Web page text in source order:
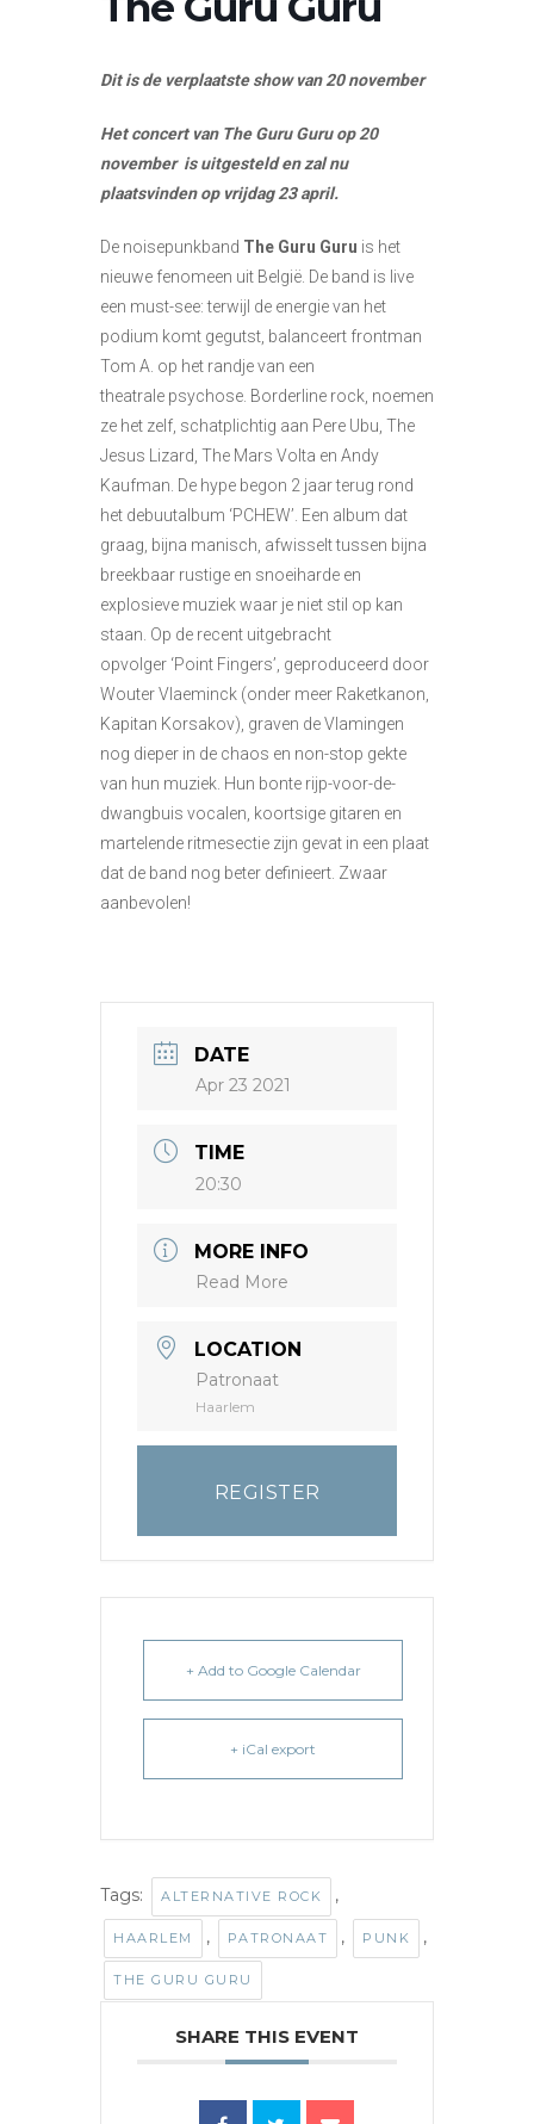
Dit is de verplaatste show van 20 november
Het concert van The Guru Guru op 20
november is uitgesteld en zal nu
plaatsvinden op vrijdag 23 april.
De noisepunkband The Guru Guru is het
nieuwe fenomeen uit België. De band is live
een must-see: terwijl de energie van het
podium komt gegutst, balanceert frontman
Tom A. op het randje van een
theatrale psychose. Borderline rock, noemen
ze het zelf, schatplichtig aan Pere Ubu, The
Jesus Lizard, The Mars Volta en Andy
Kaufman. De hype begon 2 jaar terug rond
het debuutalbum ‘PCHEW’. Een album dat
graag, bijna manisch, afwisselt tussen bijna
breekbaar rustige en snoeiharde en
explosieve muziek waar je niet stil op kan
staan. Op de recent uitgebracht
opvolger ‘Point Fingers’, geproduceerd door
Wouter Vlaeminck (onder meer Raketkanon,
Kapitan Korsakov), graven de Vlamingen
nog dieper in de chaos en non-stop gekte
van hun muziek. Hun bonte rijp-voor-de-
dwangbuis vocalen, koortsige gitaren en
martelende ritmesectie zijn gevat in een plaat
dat de band nog beter definieert. Zwaar
aanbevolen!
DATE
Apr 23 2021
TIME
20:30
MORE INFO
Read More
LOCATION
Patronaat
Haarlem
REGISTER
+ Add to Google Calendar
+ iCal export
Tags: ALTERNATIVE ROCK ,
HAARLEM , PATRONAAT , PUNK ,
THE GURU GURU
SHARE THIS EVENT